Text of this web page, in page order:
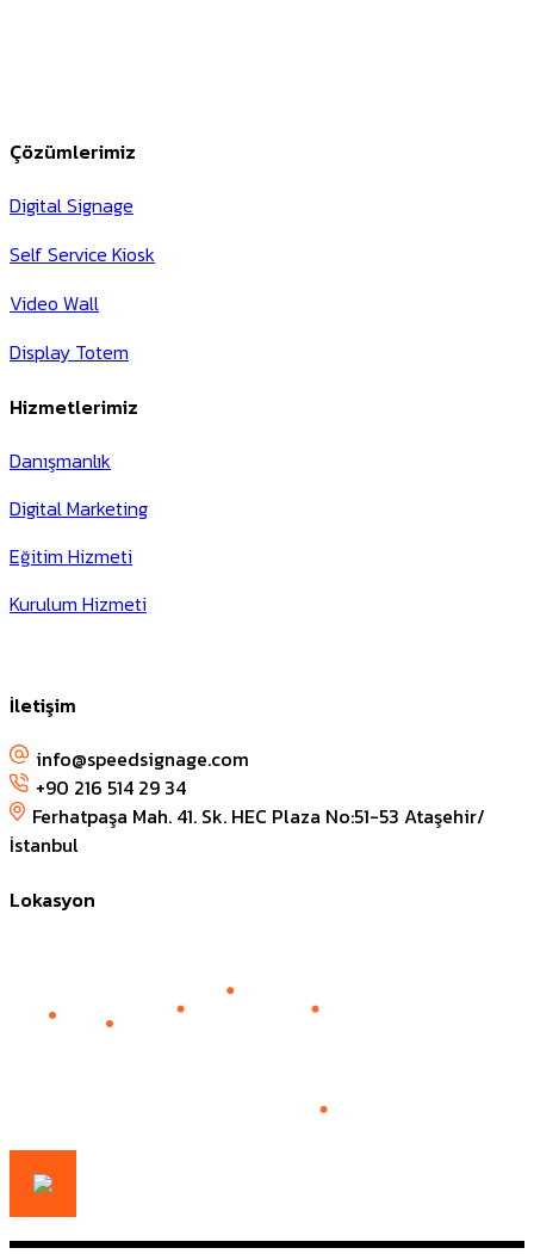
Çözümlerimiz
Digital Signage
Self Service Kiosk
Video Wall
Display Totem
Hizmetlerimiz
Danışmanlık
Digital Marketing
Eğitim Hizmeti
Kurulum Hizmeti
İletişim
info@speedsignage.com
+90 216 514 29 34
Ferhatpaşa Mah. 41. Sk. HEC Plaza No:51-53 Ataşehir/
İstanbul
Lokasyon